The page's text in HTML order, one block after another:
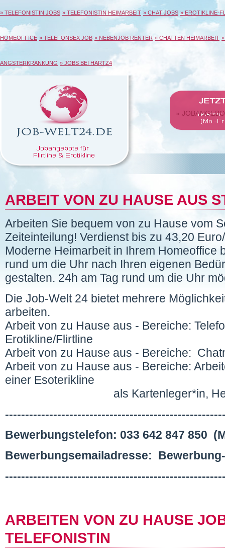
»
» TELEFONISTIN JOBS » TELEFONISTIN HEIMARBEIT » CHAT JOBS » EROTIKLINE-
HOMEOFFICE » TELEFONSEX JOB » NEBENJOB RENTER » CHATTEN HEIMARBEIT
ANGSTERKRANKUNG » JOBS BEI HARTZ4
ARBEIT VON ZU HAUSE AUS
Arbeiten Sie bequem von zu Hause vom
Zeiteinteilung! Verdienst bis zu 43,20
Moderne Heimarbeit in Ihrem Homeoffice
rund um die Uhr nach Ihren eigenen
gestalten. 24h am Tag rund um die Uhr
Die Job-Welt 24 bietet mehrere
arbeiten.
Arbeit von zu Hause aus - Bereiche:
Erotikline/Flirtline
Arbeit von zu Hause aus - Bereiche:
Arbeit von zu Hause aus - Bereiche:
einer Esoterikline
als Kartenleger*in,
Bewerbungstelefon: 033 642 847 850
Bewerbungsemailadresse:
ARBEITEN VON ZU HAUSE
TELEFONISTIN